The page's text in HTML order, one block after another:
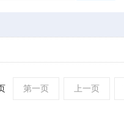
第一页 上一页